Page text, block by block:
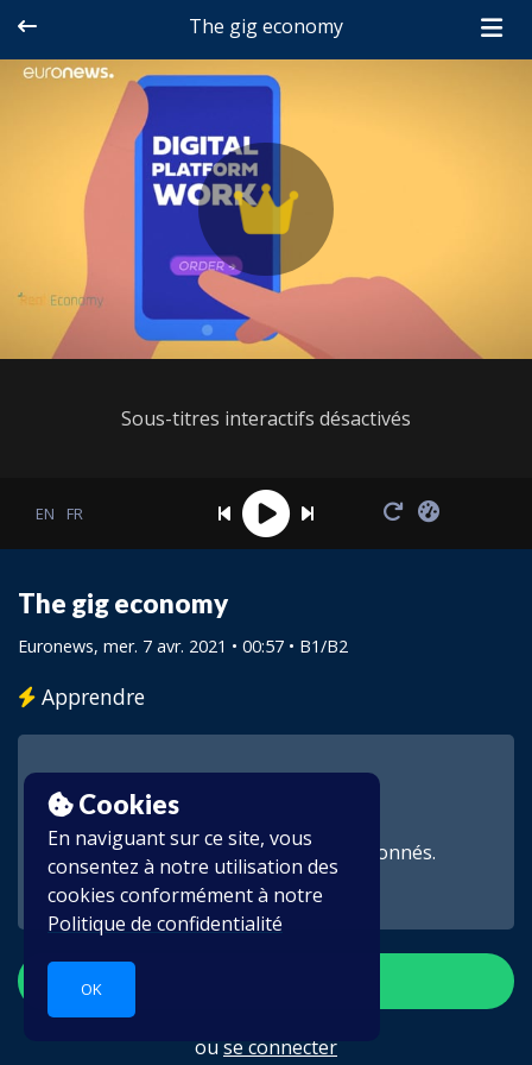
Cookies
En naviguant sur ce site, vous
consentez à notre utilisation des
cookies conformément à notre
Politique de confidentialité
OK
The gig economy
Sous-titres interactifs désactivés
EN FR
The gig economy
Euronews, mer. 7 avr. 2021 • 00:57 • B1/B2
Apprendre
Cette vidéo est réservée aux abonnés.
ouse connecter